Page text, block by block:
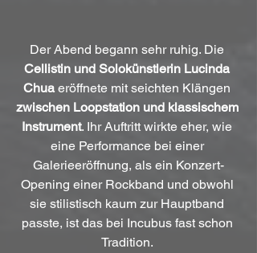
Der Abend begann sehr ruhig. Die
Cellistin und Solokünstlerin Lucinda
Chua eröffnete mit seichten Klängen
zwischen Loopstation und klassischem
Instrument. Ihr Auftritt wirkte eher, wie
eine Performance bei einer
Galerieeröffnung, als ein Konzert-
Opening einer Rockband und obwohl
sie stilistisch kaum zur Hauptband
passte, ist das bei Incubus fast schon
Tradition.